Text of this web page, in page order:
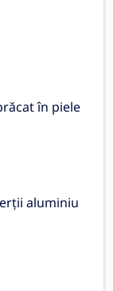
în piele
aluminiu